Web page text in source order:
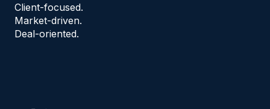
Client-focused.
Market-driven.
Deal-oriented.